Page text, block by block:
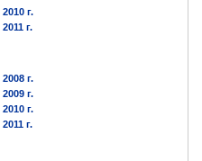
2010 г.
2011 г.
2008 г.
2009 г.
2010 г.
2011 г.